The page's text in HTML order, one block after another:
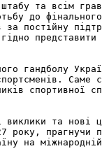
штабу та всім
до
за постійну
гандболу
Саме
спортивної
виклики та нові
року, прагнучи
на